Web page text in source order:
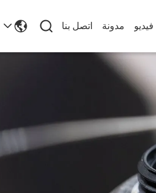
فيديو مدونة اتصل بنا